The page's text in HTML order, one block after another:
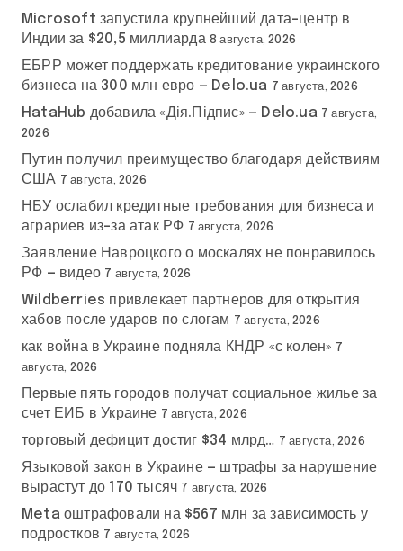
Microsoft запустила крупнейший дата-центр в
Индии за $20,5 миллиарда 8 августа, 2026
ЕБРР может поддержать кредитование украинского
бизнеса на 300 млн евро — Delo.ua 7 августа, 2026
HataHub добавила «Дія.Підпис» — Delo.ua 7 августа,
2026
Путин получил преимущество благодаря действиям
США 7 августа, 2026
НБУ ослабил кредитные требования для бизнеса и
аграриев из-за атак РФ 7 августа, 2026
Заявление Навроцкого о москалях не понравилось
РФ — видео 7 августа, 2026
Wildberries привлекает партнеров для открытия
хабов после ударов по слогам 7 августа, 2026
как война в Украине подняла КНДР «с колен» 7
августа, 2026
Первые пять городов получат социальное жилье за
счет ЕИБ в Украине 7 августа, 2026
торговый дефицит достиг $34 млрд… 7 августа, 2026
Языковой закон в Украине — штрафы за нарушение
вырастут до 170 тысяч 7 августа, 2026
Meta оштрафовали на $567 млн за зависимость у
подростков 7 августа, 2026